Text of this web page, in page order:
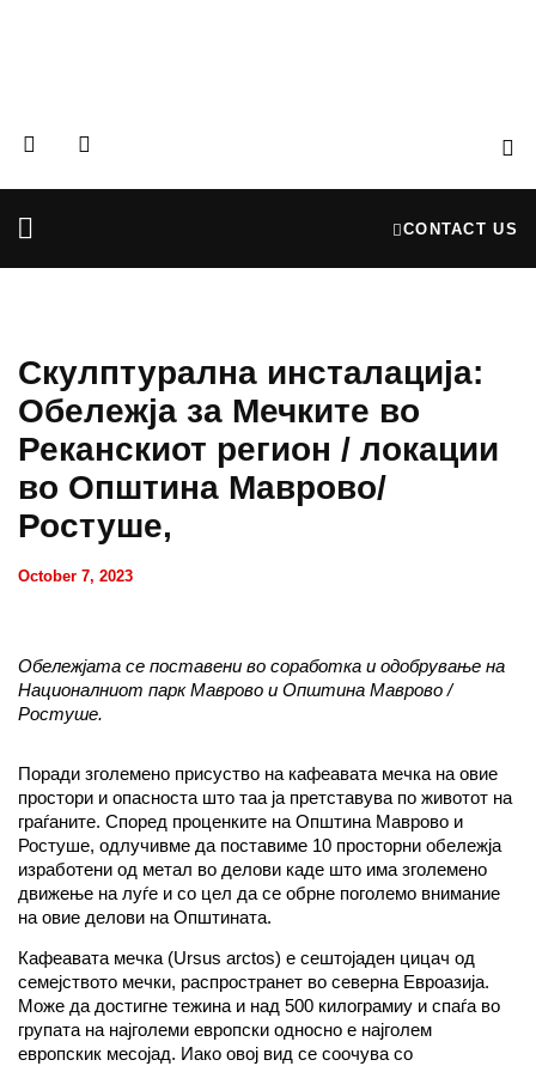
CONTACT US
Скулптурална инсталација:
Обележја за Мечките во
Реканскиот регион / локации
во Општина Маврово/
Ростуше,
October 7, 2023
Обележјата се поставени во соработка и одобрување на
Националниот парк Маврово и Општина Маврово /
Ростуше.
Поради зголемено присуство на кафеавата мечка на овие
простори и опасноста што таа ја претставува по животот на
граѓаните. Според проценките на Општина Маврово и
Ростуше, одлучивме да поставиме 10 просторни обележја
изработени од метал во делови каде што има зголемено
движење на луѓе и со цел да се обрне поголемо внимание
на овие делови на Општината.
Кафеавата мечка (Ursus arctos) е сештојаден цицач од
семејството мечки, распространет во северна Евроазија.
Може да достигне тежина и над 500 килограмиу и спаѓа во
групата на најголеми европски односно е најголем
европскик месојад. Иако овој вид се соочува со